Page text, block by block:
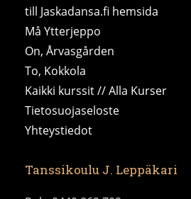
till Jaskadansa.fi hemsida
Må Ytterjeppo
On, Årvasgården
To, Kokkola
Kaikki kurssit // Alla Kurser
Tietosuojaseloste
Yhteystiedot
Tanssikoulu J. Leppäkari